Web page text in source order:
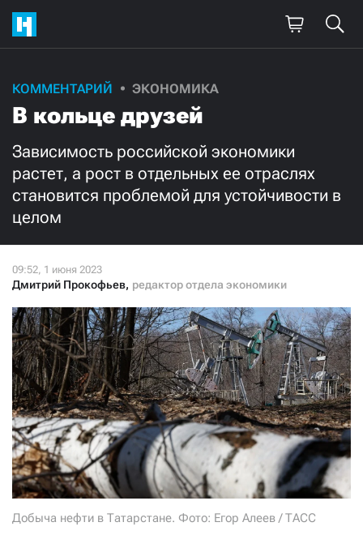
КОММЕНТАРИЙ ЭКОНОМИКА
В кольце друзей
Зависимость российской экономики
растет, а рост в отдельных ее отраслях
становится проблемой для устойчивости в
целом
Дмитрий Прокофьев, редактор отдела экономики
Добыча нефти в Татарстане. Фото: Егор Алеев / ТАСС
Поддержите
нашу работу!
Ежемесячно Разово
3000 1000
Нажимая кнопку «Стать соучастником»,
я принимаю условия и подтверждаю свое гражданство РФ
СТАТЬ СОУЧАСТНИКОМ
ПОДЕЛИТЬСЯ С ДРУЗЬЯМИ
Если у вас есть вопросы, пишите donate@novayagazeta.ruили
звоните:
+7 (929) 612-03-68